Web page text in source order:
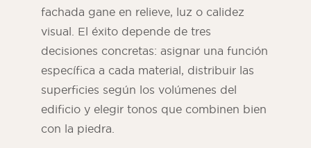
Revista ORSOL
Inspírese descubriendo la estética y las
fachada gane en relieve, luz o calidez
visual. El éxito depende de tres
decisiones concretas: asignar una función
específica a cada material, distribuir las
superficies según los volúmenes del
edificio y elegir tonos que combinen bien
con la piedra.